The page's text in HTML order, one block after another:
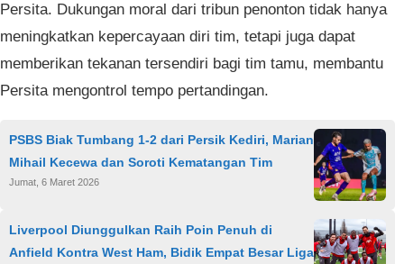
Persita. Dukungan moral dari tribun penonton tidak hanya
meningkatkan kepercayaan diri tim, tetapi juga dapat
memberikan tekanan tersendiri bagi tim tamu, membantu
Persita mengontrol tempo pertandingan.
PSBS Biak Tumbang 1-2 dari Persik Kediri, Marian
Mihail Kecewa dan Soroti Kematangan Tim
Jumat, 6 Maret 2026
Liverpool Diunggulkan Raih Poin Penuh di
Anfield Kontra West Ham, Bidik Empat Besar Liga